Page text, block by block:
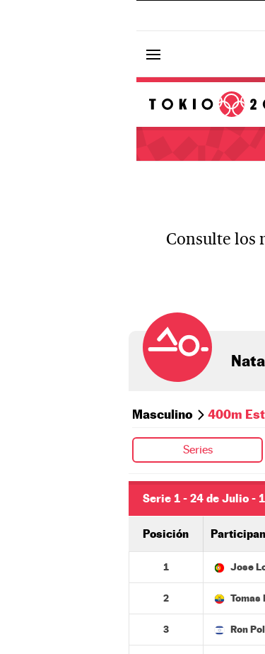
Consulte los
Masculino 400m
Series
Serie 1 - 24 de Julio -
Posición
1 Jose
2 Tomas
3 Ron